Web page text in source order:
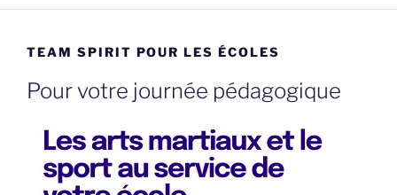
TEAM SPIRIT POUR LES ÉCOLES
Pour votre journée pédagogique